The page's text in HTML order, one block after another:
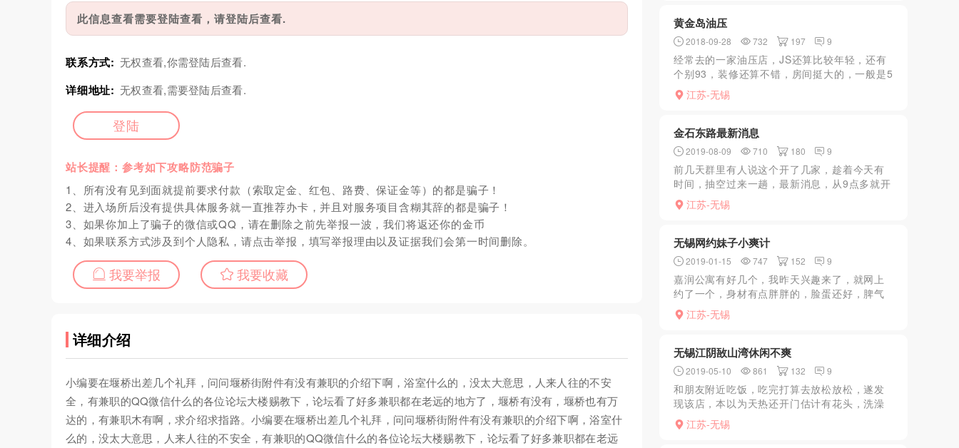
此信息查看需要登陆查看，请登陆后查看.
联系方式: 无权查看,你需登陆后查看.
详细地址: 无权查看,需要登陆后查看.
登陆
站长提醒：参考如下攻略防范骗子
1、所有没有见到面就提前要求付款（索取定金、红包、路费、保证金等）的都是骗子！
2、进入场所后没有提供具体服务就一直推荐办卡，并且对服务项目含糊其辞的都是骗子！
3、如果你加上了骗子的微信或QQ，请在删除之前先举报一波，我们将返还你的金币
4、如果联系方式涉及到个人隐私，请点击举报，填写举报理由以及证据我们会第一时间删除。
我要举报 我要收藏
详细介绍
小编要在堰桥出差几个礼拜，问问堰桥街附件有没有兼职的介绍下啊，浴室什么的，没太大意思，人来人往的不安
全，有兼职的QQ微信什么的各位论坛大楼赐教下，论坛看了好多兼职都在老远的地方了，堰桥有没有，堰桥也有万
达的，有兼职木有啊，求介绍求指路。小编要在堰桥出差几个礼拜，问问堰桥街附件有没有兼职的介绍下啊，浴室什
么的，没太大意思，人来人往的不安全，有兼职的QQ微信什么的各位论坛大楼赐教下，论坛看了好多兼职都在老远
黄金岛油压
2018-09-28 732 197 9
经常去的一家油压店，JS还算比较年轻，还有
个别93，装修还算不错，房间挺大的，一般是5
个JS。进门上楼，楼上拐进去还比较大，有不
少房间。这次预约的77号，20出头比较娇小，
江苏-无锡
金石东路最新消息
2019-08-09 710 180 9
前几天群里有人说这个开了几家，趁着今天有
时间，抽空过来一趟，最新消息，从9点多就开
始逛，到了10点半才正式出击。转了几圈，发
现开了3家两家都是一个人，还有一家有34个。
江苏-无锡
无锡网约妹子小爽计
2019-01-15 747 152 9
嘉润公寓有好几个，我昨天兴趣来了，就网上
约了一个，身材有点胖胖的，脸蛋还好，脾气
也很好，想要什么姿势都满足，500可以做两次
我半个小时来了一次之候妹子让我别急慢慢
江苏-无锡
无锡江阴敔山湾休闲不爽
2019-05-10 861 132 9
和朋友附近吃饭，吃完打算去放松放松，遂发
现该店，本以为天热还开门估计有花头，洗澡
环境一般，是老式装修，贴的小瓷片，洗完去
包厢。JS质量真心很一般，年纪普遍比较大
江苏-无锡